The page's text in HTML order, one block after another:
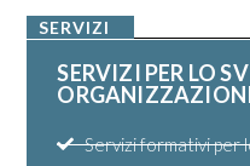
SERVIZI
SERVIZI PER LO
Servizi formativi per